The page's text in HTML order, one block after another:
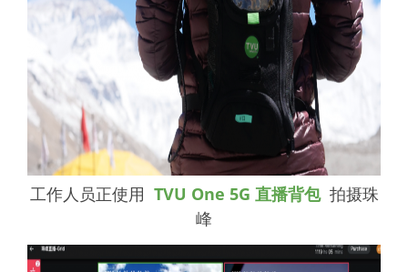
工作人员正使用 TVU One 5G 直播背包拍摄珠
峰